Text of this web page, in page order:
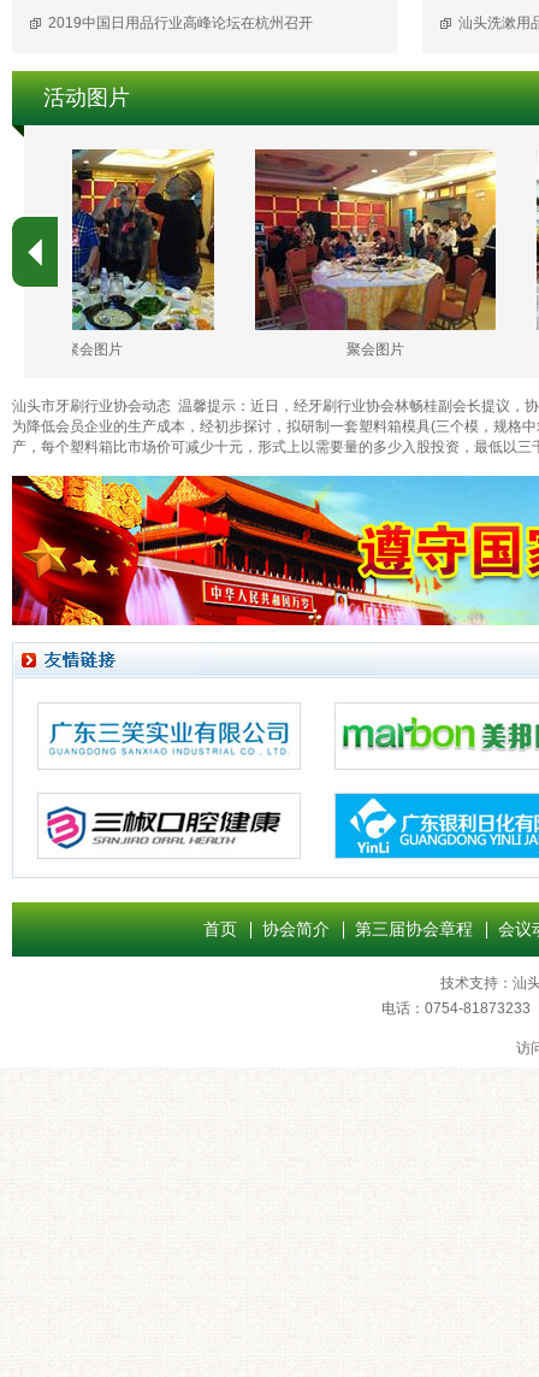
2019中国日用品行业高峰论坛在杭州召开 汕头洗漱用
活动图片
聚会图片 聚会图片
汕头市牙刷行业协会动态 温馨提示：近日，经牙刷行业协会林畅桂副会长提议，
为降低会员企业的生产成本，经初步探讨，拟研制一套塑料箱模具(三个模，规
产，每个塑料箱比市场价可减少十元，形式上以需要量的多少入股投资，最低以
首页 协会简介 第三届协会章程 会议
技术支持： 汕
电话：0754-81873233
访